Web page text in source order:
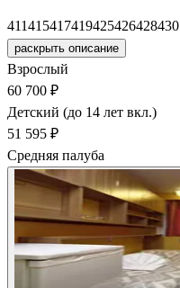
411415417419425426428430
раскрыть описание
Взрослый
60 700 ₽
Детский (до 14 лет вкл.)
51 595 ₽
Средняя палуба